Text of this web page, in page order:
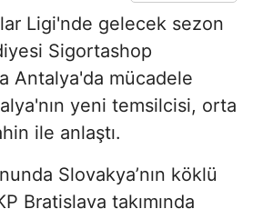
Ligi'nde gelecek sezon
Sigortashop
Antalya'da mücadele
yeni temsilcisi, orta
ile anlaştı.
Slovakya’nın köklü
Bratislava takımında